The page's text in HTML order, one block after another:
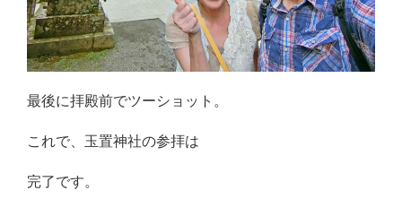
最後に拝殿前でツーショット。
これで、玉置神社の参拝は
完了です。